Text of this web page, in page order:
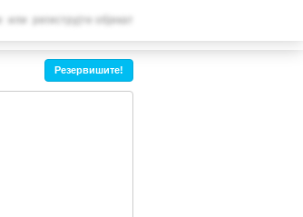
или региструјте објекат
Резервишите!
ВАША РЕЗЕРВАЦИЈА
ПОДЕШАВАЊА